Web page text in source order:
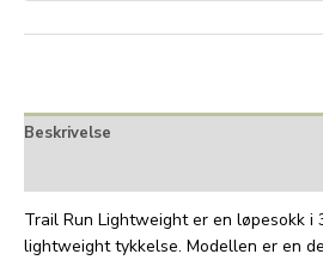
Beskrivelse
Trail Run Lightweight er en løpesokk i
lightweight tykkelse. Modellen er en